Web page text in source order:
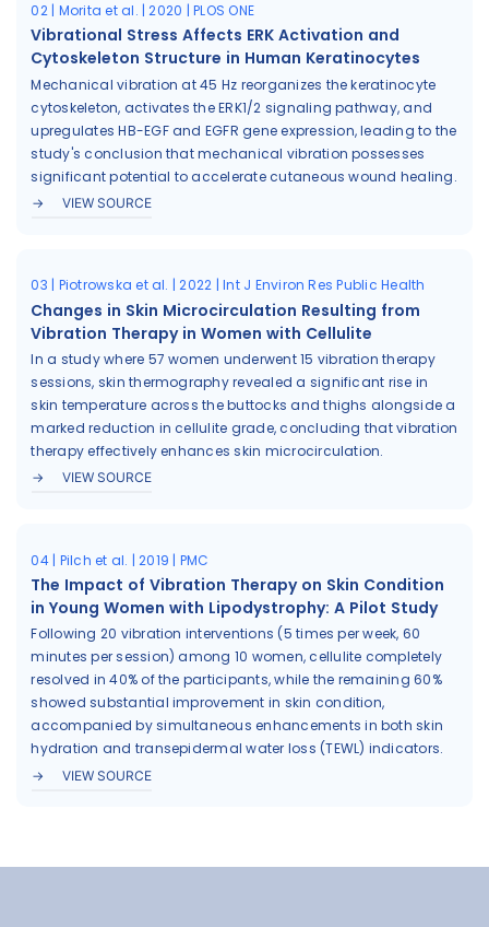
02 | Morita et al. | 2020 | PLOS ONE
Vibrational Stress Affects ERK Activation and
Cytoskeleton Structure in Human Keratinocytes
Mechanical vibration at 45 Hz reorganizes the keratinocyte
cytoskeleton, activates the ERK1/2 signaling pathway, and
upregulates HB-EGF and EGFR gene expression, leading to the
study's conclusion that mechanical vibration possesses
significant potential to accelerate cutaneous wound healing.
VIEW SOURCE
03 | Piotrowska et al. | 2022 | Int J Environ Res Public Health
Changes in Skin Microcirculation Resulting from
Vibration Therapy in Women with Cellulite
In a study where 57 women underwent 15 vibration therapy
sessions, skin thermography revealed a significant rise in
skin temperature across the buttocks and thighs alongside a
marked reduction in cellulite grade, concluding that vibration
therapy effectively enhances skin microcirculation.
VIEW SOURCE
04 | Pilch et al. | 2019 | PMC
The Impact of Vibration Therapy on Skin Condition
in Young Women with Lipodystrophy: A Pilot Study
Following 20 vibration interventions (5 times per week, 60
minutes per session) among 10 women, cellulite completely
resolved in 40% of the participants, while the remaining 60%
showed substantial improvement in skin condition,
accompanied by simultaneous enhancements in both skin
hydration and transepidermal water loss (TEWL) indicators.
VIEW SOURCE